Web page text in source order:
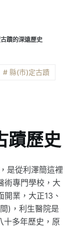
蹟的深遠歷史
# 縣(市)定古蹟
蹟歷史
是從利澤簡這裡
術專門學校，大
業，大正13、
)，利生醫院是
十多年歷史，原